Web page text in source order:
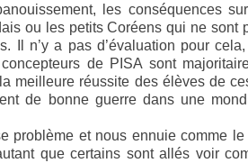
les conséquences
ou les petits Coréens qui ne sont
Il n’y a pas d’évaluation pour
de PISA sont
meilleure réussite des élèves de
de bonne guerre dans une
problème et nous ennuie comme le
que certains sont allés voir